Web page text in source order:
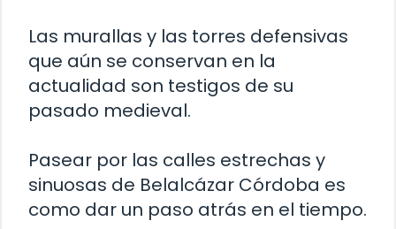
Las murallas y las torres defensivas
que aún se conservan en la
actualidad son testigos de su
pasado medieval.
Pasear por las calles estrechas y
sinuosas de Belalcázar Córdoba es
como dar un paso atrás en el tiempo.